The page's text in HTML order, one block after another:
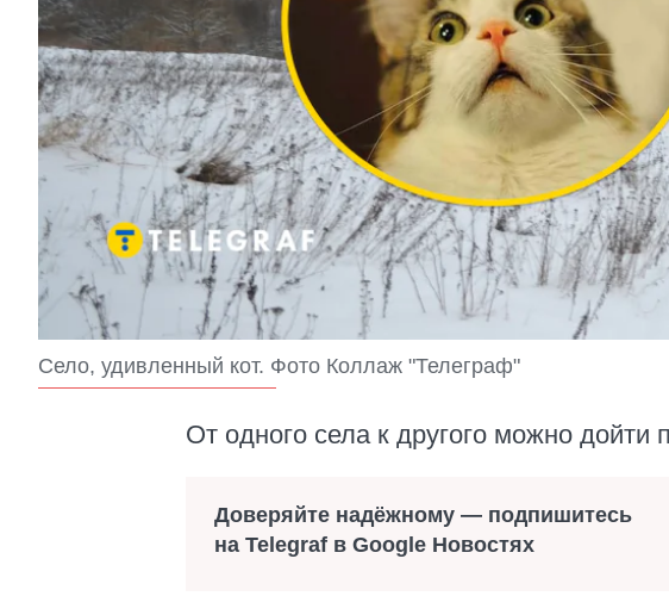
Село, удивленный кот. Фото Коллаж "Телеграф"
От одного села к другого можно дойти
Доверяйте надёжному — подпишитесь
на Telegraf в Google Новостях